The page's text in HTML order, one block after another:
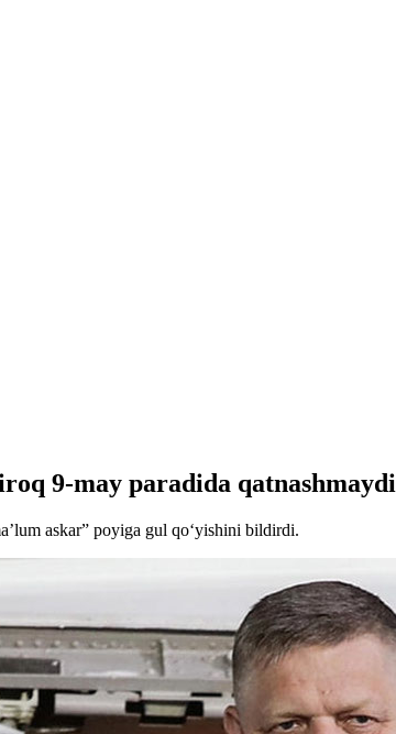
9-may paradida qatnashmaydi
askar” poyiga gul qo‘yishini bildirdi.